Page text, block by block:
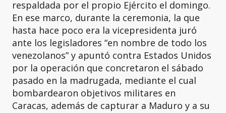
respaldada por el propio Ejército el domingo.
En ese marco, durante la ceremonia, la que
hasta hace poco era la vicepresidenta juró
ante los legisladores “en nombre de todo los
venezolanos” y apuntó contra Estados Unidos
por la operación que concretaron el sábado
pasado en la madrugada, mediante el cual
bombardearon objetivos militares en
Caracas, además de capturar a Maduro y a su